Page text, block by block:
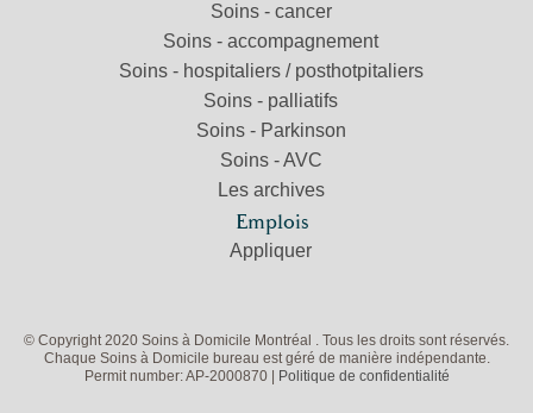
Soins - cancer
Soins - accompagnement
Soins - hospitaliers / posthotpitaliers
Soins - palliatifs
Soins - Parkinson
Soins - AVC
Les archives
Emplois
Appliquer
© Copyright 2020 Soins à Domicile Montréal . Tous les droits sont réservés.
Chaque Soins à Domicile bureau est géré de manière indépendante.
Permit number: AP-2000870 |
Politique de confidentialité